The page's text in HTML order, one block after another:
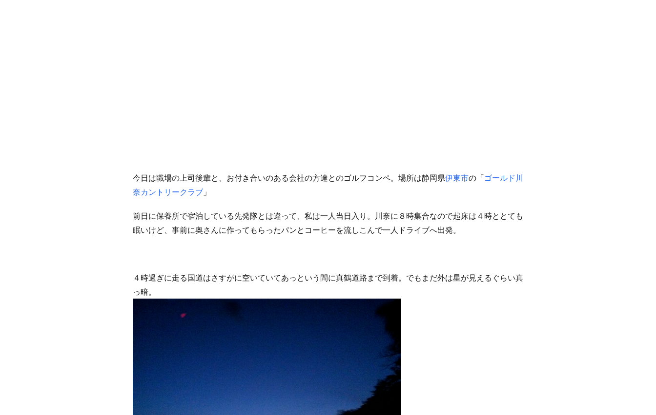
今日は職場の上司後輩と、お付き合いのある会社の方達とのゴルフコンペ。場所は静岡県伊東市の「ゴールド川
奈カントリークラブ 」
前日に保養所で宿泊している先発隊とは違って、私は一人当日入り。川奈に８時集合なので起床は４時ととても
眠いけど、事前に奥さんに作ってもらったパンとコーヒーを流しこんで一人ドライブへ出発。
４時過ぎに走る国道はさすがに空いていてあっという間に真鶴道路まで到着。でもまだ外は星が見えるぐらい真
っ暗。